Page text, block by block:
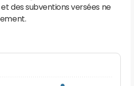
des subventions versées ne